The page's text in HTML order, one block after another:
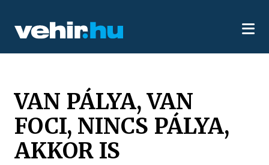
VAN PÁLYA, VAN
FOCI, NINCS PÁLYA,
AKKOR IS